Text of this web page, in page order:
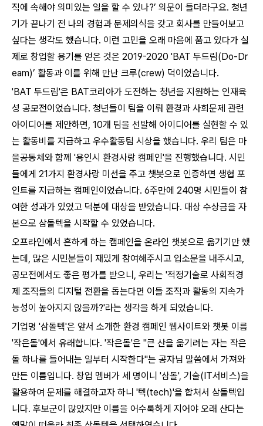
직에 속해야 의미있는 일을 할 수 있나?’ 의문이 들더라구요. 청년
기가 끝나기 전 나의 경험과 문제의식을 갖고 회사를 만들어보고
싶다는 생각도 했습니다. 이런 고민을 오래 마음에 품고 있다가 실
제로 창업할 용기를 얻은 것은 2019-2020 'BAT 두드림(Do-Dr
eam)’ 활동과 이를 위해 만난 크루(crew) 덕이었습니다.
'BAT 두드림'은 BAT코리아가 도전하는 청년을 지원하는 인재육
성 공모전이었습니다. 청년들이 팀을 이뤄 환경과 사회문제 관련
아이디어를 제안하면, 10개 팀을 선발해 아이디어를 실현할 수 있
는 활동비를 지급하고 우수활동팀 시상을 했습니다. 우리 팀은 마
을공동체와 함께 '용인시 환경사랑 캠페인'을 진행했습니다. 시민
들에게 21가지 환경사랑 미션을 주고 챗봇으로 인증하면 생협 포
인트를 지급하는 캠페인이었습니다. 6주만에 240명 시민들이 참
여한 성과가 있었고 덕분에 대상을 받았습니다. 대상 수상금을 자
본으로 삼돌텍을 시작할 수 있었습니다.
오프라인에서 흔하게 하는 캠페인을 온라인 챗봇으로 옮기기만 했
는데, 많은 시민분들이 재밌게 참여해주시고 입소문을 내주시고,
공모전에서도 좋은 평가를 받으니, 우리는 '적정기술로 사회적경
제 조직들의 디지털 전환을 돕는다면 이들 조직과 활동의 지속가
능성이 높아지지 않을까?'라는 생각을 하게 되었습니다.
기업명 '삼돌텍'은 앞서 소개한 환경 캠페인 웹사이트와 챗봇 이름
'작은돌'에서 유래합니다. '작은돌'은 "큰 산을 옮기려는 자는 작은
돌 하나를 들어내는 일부터 시작한다"는 공자님 말씀에서 가져와
만든 이름입니다. 창업 멤버가 세 명이니 '삼돌', 기술(IT서비스)을
활용하여 문제를 해결하고자 하니 '텍(tech)'을 합쳐서 삼돌텍입
니다. 후보군이 많았지만 이름을 어수룩하게 지어야 오래 산다는